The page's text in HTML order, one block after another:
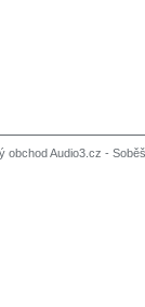
obchod Audio3.cz -